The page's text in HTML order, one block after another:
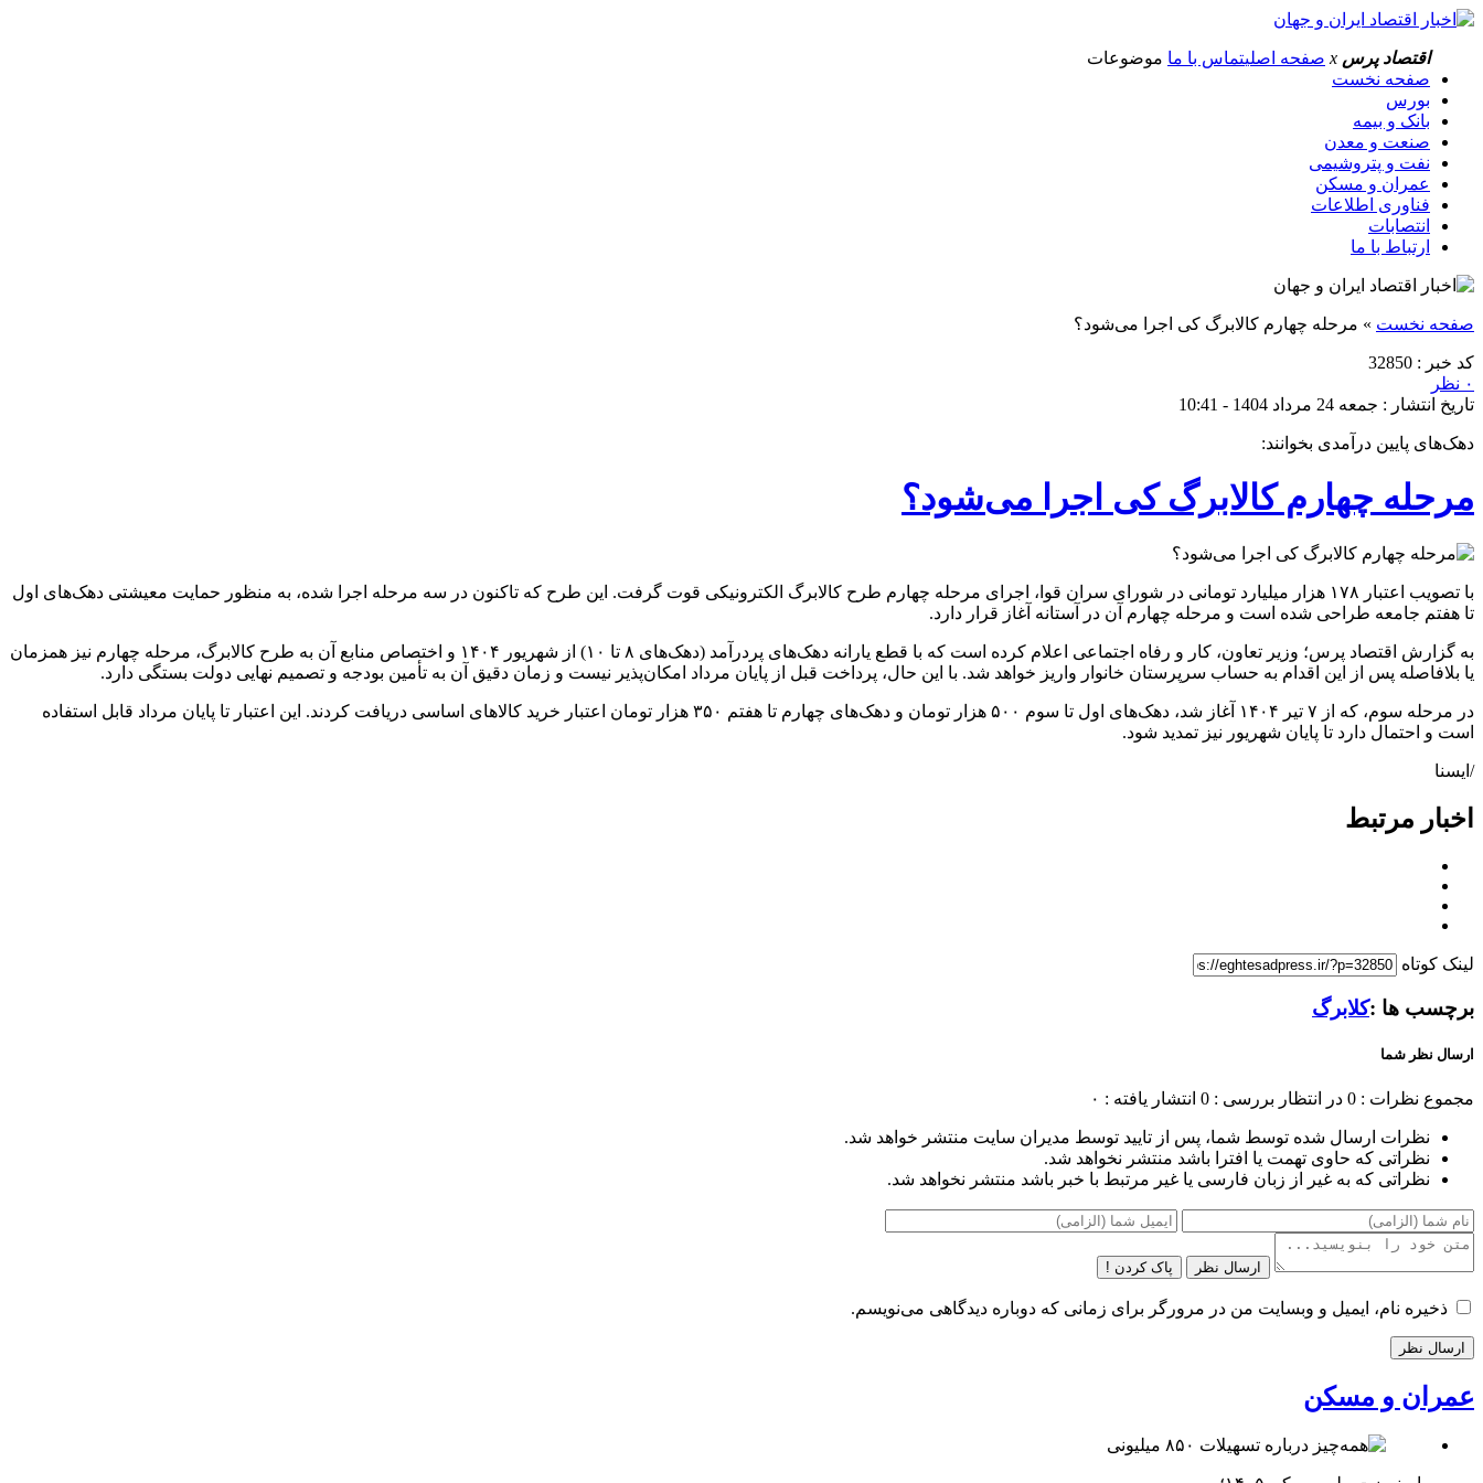
اقتصاد پرس x صفحه اصلیتماس با ما موضوعات
صفحه نخست
بورس
بانک و بیمه
صنعت و معدن
نفت و پتروشیمی
عمران و مسکن
فناوری اطلاعات
انتصابات
ارتباط با ما
صفحه نخست » مرحله چهارم کالابرگ کی اجرا می‌شود؟
کد خبر : 32850
۰ نظر
تاریخ انتشار : جمعه 24 مرداد 1404 - 10:41
دهک‌های پایین درآمدی بخوانند:
مرحله چهارم کالابرگ کی اجرا می‌شود؟
با تصویب اعتبار ۱۷۸ هزار میلیارد تومانی در شورای سران قوا، اجرای مرحله چهارم طرح کالابرگ الکترونیکی قوت گرفت. این طرح که تاکنون در سه مرحله اجرا شده، به منظور حمایت معیشتی دهک‌های اول
تا هفتم جامعه طراحی شده است و مرحله چهارم آن در آستانه آغاز قرار دارد.
به گزارش اقتصاد پرس؛ وزیر تعاون، کار و رفاه اجتماعی اعلام کرده است که با قطع یارانه دهک‌های پردرآمد (دهک‌های ۸ تا ۱۰) از شهریور ۱۴۰۴ و اختصاص منابع آن به طرح کالابرگ، مرحله چهارم نیز همزمان
یا بلافاصله پس از این اقدام به حساب سرپرستان خانوار واریز خواهد شد. با این حال، پرداخت قبل از پایان مرداد امکان‌پذیر نیست و زمان دقیق آن به تأمین بودجه و تصمیم نهایی دولت بستگی دارد.
در مرحله سوم، که از ۷ تیر ۱۴۰۴ آغاز شد، دهک‌های اول تا سوم ۵۰۰ هزار تومان و دهک‌های چهارم تا هفتم ۳۵۰ هزار تومان اعتبار خرید کالاهای اساسی دریافت کردند. این اعتبار تا پایان مرداد قابل استفاده
است و احتمال دارد تا پایان شهریور نیز تمدید شود.
/ایسنا
اخبار مرتبط
لینک کوتاه
برچسب ها :کلابرگ
ارسال نظر شما
مجموع نظرات : 0 در انتظار بررسی : 0 انتشار یافته : ۰
نظرات ارسال شده توسط شما، پس از تایید توسط مدیران سایت منتشر خواهد شد.
نظراتی که حاوی تهمت یا افترا باشد منتشر نخواهد شد.
نظراتی که به غیر از زبان فارسی یا غیر مرتبط با خبر باشد منتشر نخواهد شد.
ارسال نظر پاک کردن !
ذخیره نام، ایمیل و وبسایت من در مرورگر برای زمانی که دوباره دیدگاهی می‌نویسم.
عمران و مسکن